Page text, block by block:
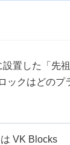
置した「先
ックはどのプ
枠線のないアイコンの「先祖階層からのページリスト」ブロックは VK Blocks